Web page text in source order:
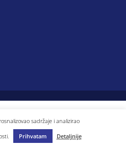
sadržaje i analizirao
Prihvatam Detaljnije